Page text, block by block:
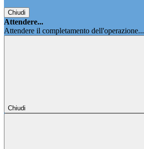
Chiudi
Attendere...
Attendere il completamento dell'operazione...
Chiudi